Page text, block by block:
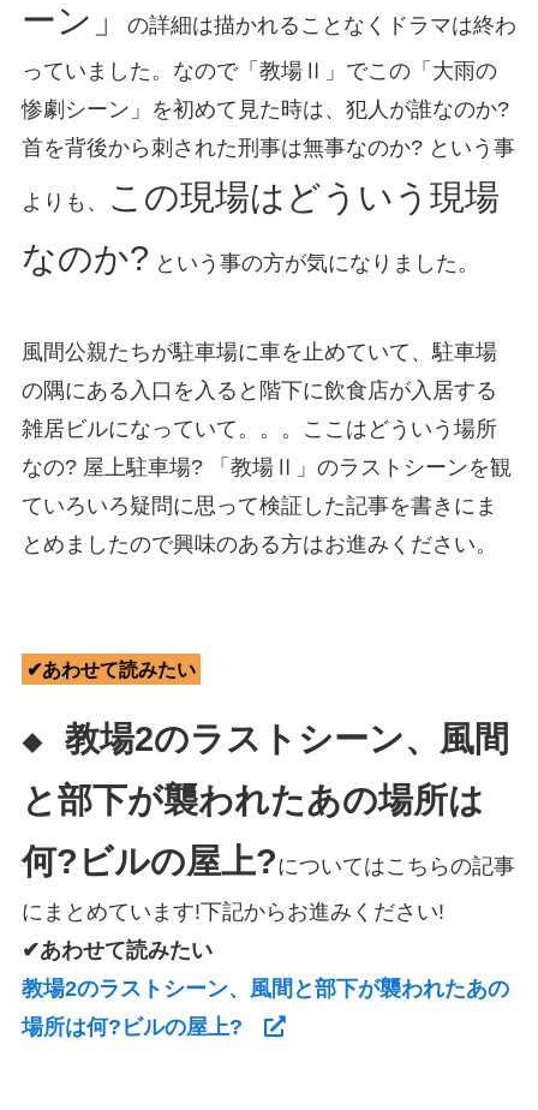
ーン」
の詳細は描かれることなくドラマは終わ
っていました。なので「教場Ⅱ」でこの「大雨の
惨劇シーン」を初めて見た時は、犯人が誰なのか?
首を背後から刺された刑事は無事なのか? という事
よりも、
この現場はどういう現場
なのか? という事の方が気になりました。
風間公親たちが駐車場に車を止めていて、駐車場
の隅にある入口を入ると階下に飲食店が入居する
雑居ビルになっていて。。。ここはどういう場所
なの? 屋上駐車場? 「教場Ⅱ」のラストシーンを観
ていろいろ疑問に思って検証した記事を書きにま
とめましたので興味のある方はお進みください。
✔あわせて読みたい
◆ 教場2のラストシーン、風間
と部下が襲われたあの場所は
何?ビルの屋上?についてはこちらの記事
にまとめています!下記からお進みください!
✔あわせて読みたい
教場2のラストシーン、風間と部下が襲われたあの
場所は何?ビルの屋上?